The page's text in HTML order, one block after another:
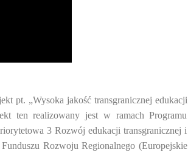
pt. „Wysoka jakość transgranicznej edukacji
ten realizowany jest w ramach Programu
3 Rozwój edukacji transgranicznej i
Rozwoju Regionalnego (Europejskie